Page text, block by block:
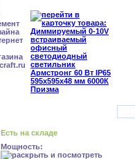
Есть на складе
Мощность: